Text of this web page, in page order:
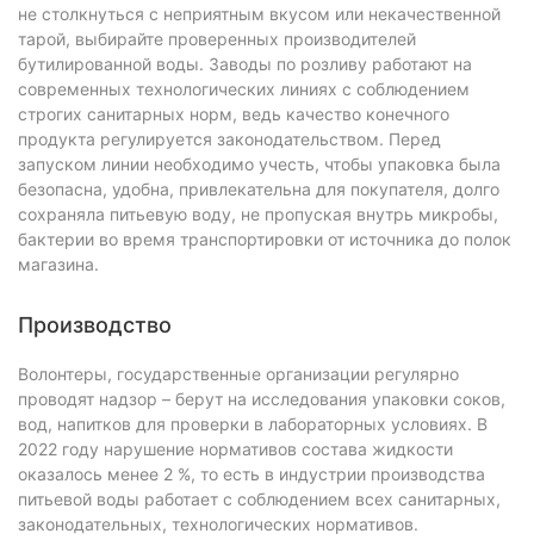
не столкнуться с неприятным вкусом или некачественной
тарой, выбирайте проверенных производителей
бутилированной воды. Заводы по розливу работают на
современных технологических линиях с соблюдением
строгих санитарных норм, ведь качество конечного
продукта регулируется законодательством. Перед
запуском линии необходимо учесть, чтобы упаковка была
безопасна, удобна, привлекательна для покупателя, долго
сохраняла питьевую воду, не пропуская внутрь микробы,
бактерии во время транспортировки от источника до полок
магазина.
Производство
Волонтеры, государственные организации регулярно
проводят надзор – берут на исследования упаковки соков,
вод, напитков для проверки в лабораторных условиях. В
2022 году нарушение нормативов состава жидкости
оказалось менее 2 %, то есть в индустрии производства
питьевой воды работает с соблюдением всех санитарных,
законодательных, технологических нормативов.